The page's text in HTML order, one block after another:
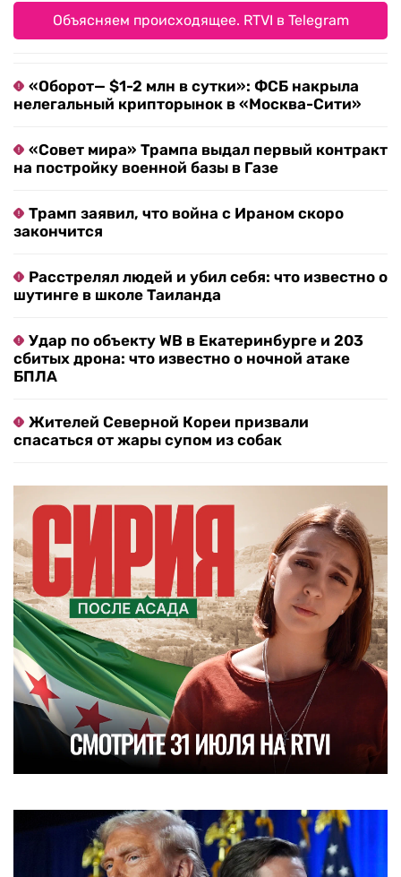
Объясняем происходящее. RTVI в Telegram
«Оборот— $1-2 млн в сутки»: ФСБ накрыла
нелегальный крипторынок в «Москва-Сити»
«Совет мира» Трампа выдал первый контракт
на постройку военной базы в Газе
Трамп заявил, что война с Ираном скоро
закончится
Расстрелял людей и убил себя: что известно о
шутинге в школе Таиланда
Удар по объекту WB в Екатеринбурге и 203
сбитых дрона: что известно о ночной атаке
БПЛА
Жителей Северной Кореи призвали
спасаться от жары супом из собак